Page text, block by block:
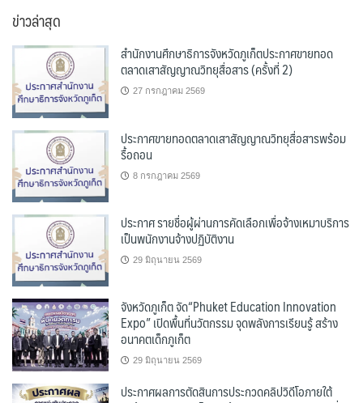
ข่าวล่าสุด
สำนักงานศึกษาธิการจังหวัดภูเก็ตประกาศขายทอด
ตลาดเสาสัญญาณวิทยุสื่อสาร (ครั้งที่ 2)
27 กรกฎาคม 2569
ประกาศขายทอดตลาดเสาสัญญาณวิทยุสื่อสารพร้อม
รื้อถอน
8 กรกฎาคม 2569
ประกาศ รายชื่อผู้ผ่านการคัดเลือกเพื่อจ้างเหมาบริการ
เป็นพนักงานจ้างปฏิบัติงาน
29 มิถุนายน 2569
จังหวัดภูเก็ต จัด“Phuket Education Innovation
Expo” เปิดพื้นที่นวัตกรรม จุดพลังการเรียนรู้ สร้าง
อนาคตเด็กภูเก็ต
29 มิถุนายน 2569
ประกาศผลการตัดสินการประกวดคลิปวิดีโอภายใต้